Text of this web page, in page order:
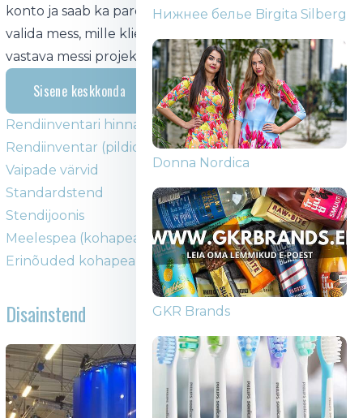
konto ja saab ka paroolid. Tellimuse esitamiseks tuleb
valida mess, mille klient ollakse ja materjalid tulevad
vastava messi projektijuhi meilile.
Sisene keskkonda
Rendiinventari hinnakiri 2023
Rendiinventar (pildid)
Vaipade värvid
Standardstend
Stendijoonis
Meelespea (kohapealsete stendide) ehitusfirmadele
Erinõuded kohapealsete stendiehitusele
Disainstend
Alberto Martini
Нижнее белье Birgita Silberg
Donna Nordica